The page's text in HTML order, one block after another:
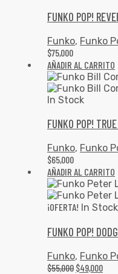
FUNKO POP!
Funko, Funko
$75,000
AÑADIR AL CARRITO
In Stock
FUNKO POP!
Funko, Funko
$65,000
AÑADIR AL CARRITO
¡OFERTA! In Stock
FUNKO POP!
Funko, Funko
$55,000 $49,000